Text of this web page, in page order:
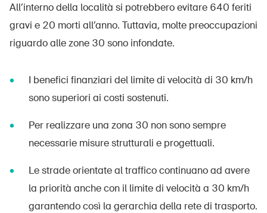
All’interno della località si potrebbero evitare 640 feriti
gravi e 20 morti all’anno. Tuttavia, molte preoccupazioni
riguardo alle zone 30 sono infondate.
I benefici finanziari del limite di velocità di 30 km/h
sono superiori ai costi sostenuti.
Per realizzare una zona 30 non sono sempre
necessarie misure strutturali e progettuali.
Le strade orientate al traffico continuano ad avere
la priorità anche con il limite di velocità a 30 km/h
garantendo così la gerarchia della rete di trasporto.